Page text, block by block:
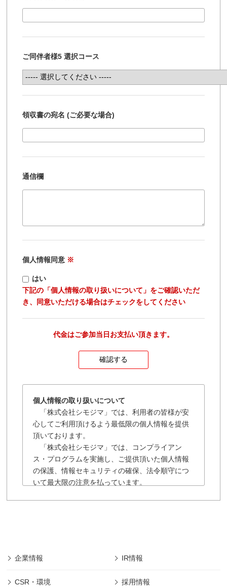
ご同伴者様5 選択コース
領収書の宛名 (ご必要な場合)
通信欄
個人情報同意 ※
はい
下記の「個人情報の取り扱いについて」をご確認いただ
き、同意いただける場合はチェックをしてください
代金はご参加当日お支払い頂きます。
個人情報の取り扱いについて
「株式会社シモジマ」では、利用者の皆様が安
心してご利用頂けるよう最低限の個人情報を提供
頂いております。
「株式会社シモジマ」では、コンプライアン
ス・プログラムを実施し、ご提供頂いた個人情報
の保護、情報セキュリティの確保、法令順守につ
いて最大限の注意を払っています。
報の保護に細心の注意を払うものとします。
企業情報 IR情報
CSR・環境 採用情報